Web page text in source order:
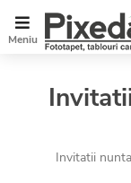
Meniu
Invitatii